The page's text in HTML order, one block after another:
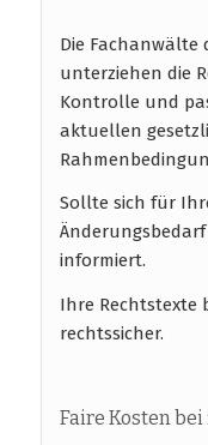
Die Fachanwälte
unterziehen die
Kontrolle und
aktuellen
Sollte sich für
informiert.
Ihre Rechtstexte
rechtssicher.
Faire Kosten